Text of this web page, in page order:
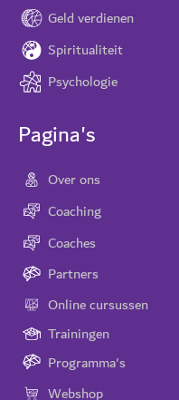
Geld verdienen
Spiritualiteit
Psychologie
Pagina's
Over ons
Coaching
Coaches
Partners
Online cursussen
Trainingen
Programma's
Webshop